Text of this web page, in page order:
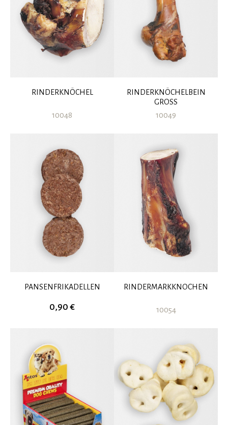
RINDERKNÖCHEL
10048
RINDERKNÖCHELBEIN
GROSS
10049
PANSENFRIKADELLEN
0,90 €
RINDERMARKKNOCHEN
10054